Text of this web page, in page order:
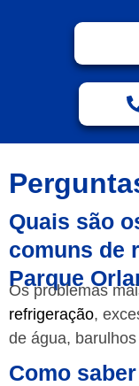
Quais são
comuns de
Parque
Os problemas
refrigeração,
de água,
Como